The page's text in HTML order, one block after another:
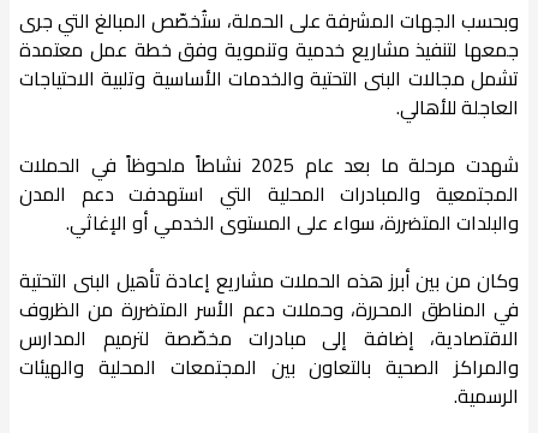
وبحسب الجهات المشرفة على الحملة، ستُخصّص المبالغ التي جرى
جمعها لتنفيذ مشاريع خدمية وتنموية وفق خطة عمل معتمدة
تشمل مجالات البنى التحتية والخدمات الأساسية وتلبية الاحتياجات
العاجلة للأهالي.
شهدت مرحلة ما بعد عام 2025 نشاطاً ملحوظاً في الحملات
المجتمعية والمبادرات المحلية التي استهدفت دعم المدن
والبلدات المتضررة، سواء على المستوى الخدمي أو الإغاثي.
وكان من بين أبرز هذه الحملات مشاريع إعادة تأهيل البنى التحتية
في المناطق المحررة، وحملات دعم الأسر المتضررة من الظروف
الاقتصادية، إضافة إلى مبادرات مخصّصة لترميم المدارس
والمراكز الصحية بالتعاون بين المجتمعات المحلية والهيئات
الرسمية.